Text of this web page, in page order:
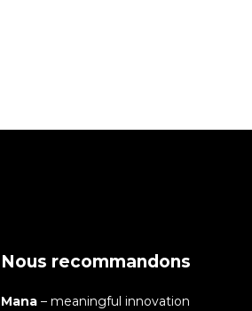
Nous recommandons
Mana – meaningful innovation